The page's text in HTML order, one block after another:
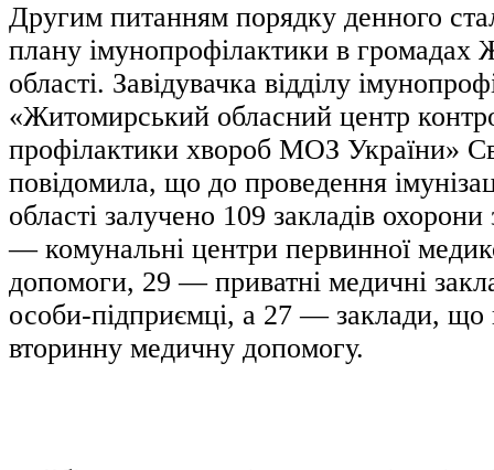
Другим питанням порядку денного
плану імунопрофілактики в громадах
області. Завідувачка відділу
«Житомирський обласний центр
профілактики хвороб МОЗ України»
повідомила, що до проведення
області залучено 109 закладів
— комунальні центри первинної
допомоги, 29 — приватні медичні
особи-підприємці, а 27 — заклади, що
вторинну медичну допомогу.